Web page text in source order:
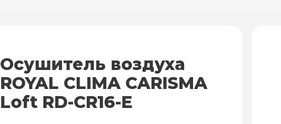
Осушитель воздуха
ROYAL CLIMA CARISMA
Loft RD-CR16-E